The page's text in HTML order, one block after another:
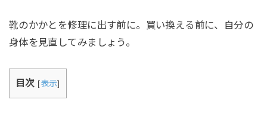
靴のかかとを修理に出す前に。買い換える前に、自分の
身体を見直してみましょう。
目次 [表示]